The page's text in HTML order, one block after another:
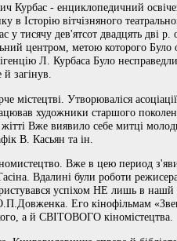
Курбас - енциклопедичний
Історію вітчізняного
тисячу дев'ятсот двадцять дві р.
центром, метою которого
Л. Курбаса Було
й загінув.
містецтві. Утворюваліся
художники старшого
Вже виявило себе митці
В. Касьян та ін.
Вже в цею период
Вдалині були роботи
успіхом НЕ лишь в
Его кінофільмам
а й СВІТОВОГО кіномістецтва.